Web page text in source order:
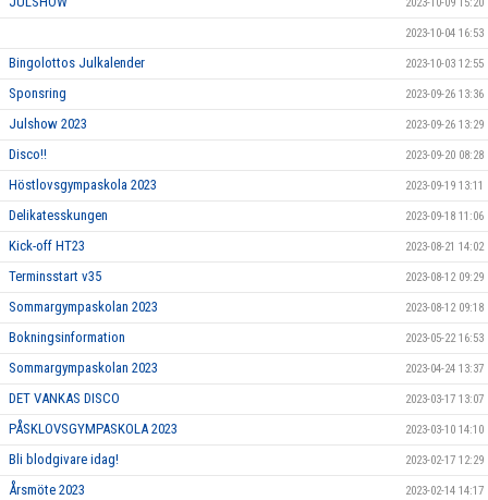
2023-10-09 15:20
2023-10-04 16:53
Bingolottos Julkalender 2023-10-03 12:55
Sponsring 2023-09-26 13:36
Julshow 2023 2023-09-26 13:29
Disco!! 2023-09-20 08:28
Höstlovsgympaskola 2023 2023-09-19 13:11
Delikatesskungen 2023-09-18 11:06
Kick-off HT23 2023-08-21 14:02
Terminsstart v35 2023-08-12 09:29
Sommargympaskolan 2023 2023-08-12 09:18
Bokningsinformation 2023-05-22 16:53
Sommargympaskolan 2023 2023-04-24 13:37
DET VANKAS DISCO 2023-03-17 13:07
PÅSKLOVSGYMPASKOLA 2023 2023-03-10 14:10
Bli blodgivare idag! 2023-02-17 12:29
Årsmöte 2023 2023-02-14 14:17